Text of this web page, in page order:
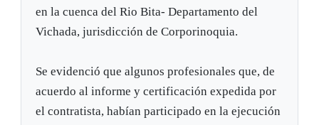
en la cuenca del Rio Bita- Departamento del
Vichada, jurisdicción de Corporinoquia.
Se evidenció que algunos profesionales que, de
acuerdo al informe y certificación expedida por
el contratista, habían participado en la ejecución